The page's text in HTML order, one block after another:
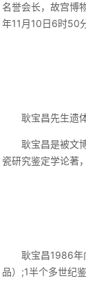
名誉会长，故宫博
年11月10日6时50
耿宝昌先生遗体
耿宝昌是被文博
瓷研究鉴定学论著
耿宝昌1986年向
品）;1半个多世纪